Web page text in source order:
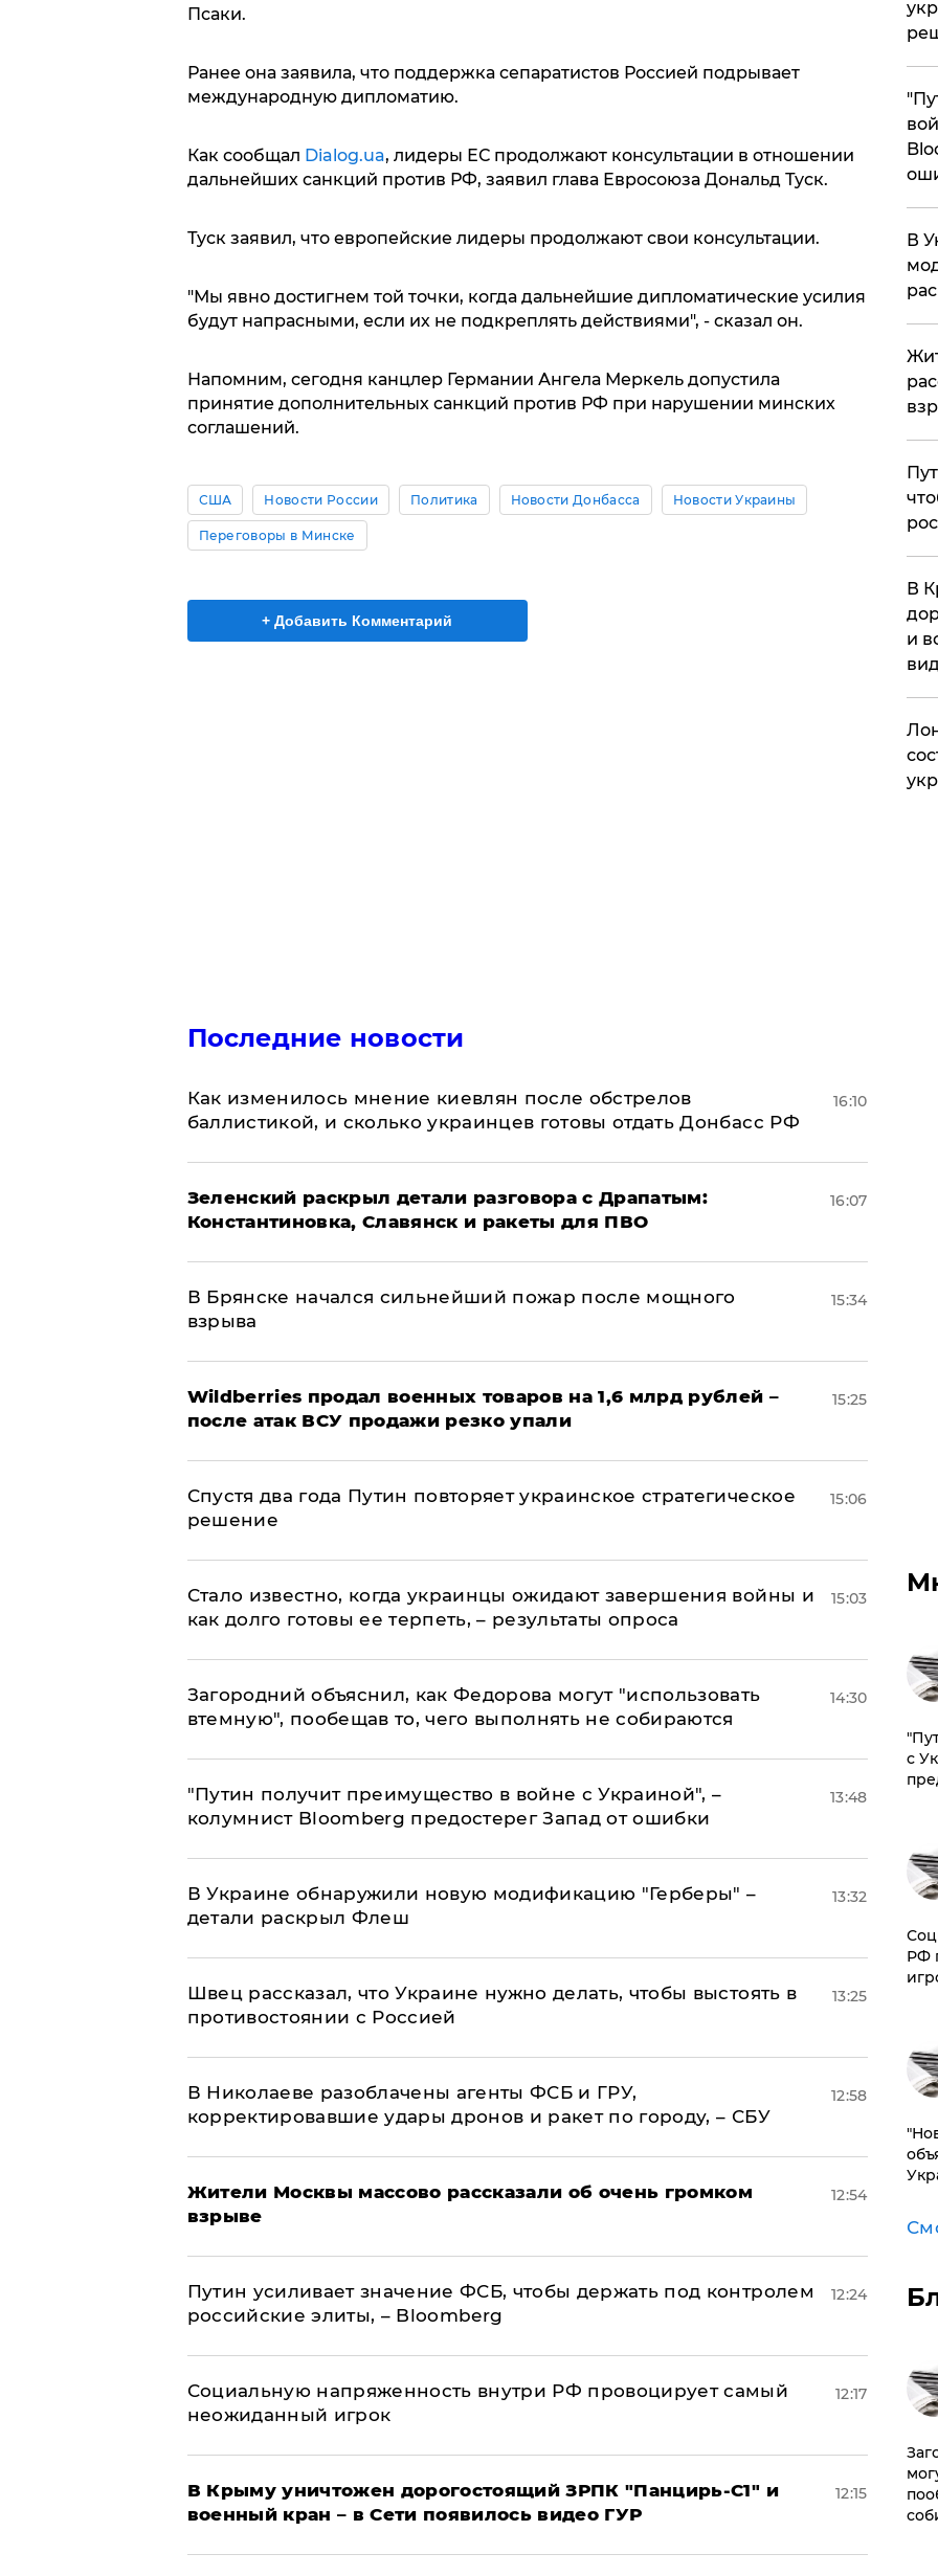
Псаки.
Ранее она заявила, что поддержка сепаратистов Россией подрывает
международную дипломатию.
Как сообщал Dialog.ua, лидеры ЕС продолжают консультации в отношении
дальнейших санкций против РФ, заявил глава Евросоюза Дональд Туск.
Туск заявил, что европейские лидеры продолжают свои консультации.
"Мы явно достигнем той точки, когда дальнейшие дипломатические усилия
будут напрасными, если их не подкреплять действиями", - сказал он.
Напомним, сегодня канцлер Германии Ангела Меркель допустила
принятие дополнительных санкций против РФ при нарушении минских
соглашений.
США Новости России Политика Новости Донбасса Новости Украины
Переговоры в Минске
+ Добавить Комментарий
Последние новости
Как изменилось мнение киевлян после обстрелов
баллистикой, и сколько украинцев готовы отдать Донбасс РФ
16:10
​Зеленский раскрыл детали разговора с Драпатым:
Константиновка, Славянск и ракеты для ПВО
16:07
В Брянске начался сильнейший пожар после мощного
взрыва
15:34
​Wildberries продал военных товаров на 1,6 млрд рублей –
после атак ВСУ продажи резко упали
15:25
Спустя два года Путин повторяет украинское стратегическое
решение
15:06
Стало известно, когда украинцы ожидают завершения войны и
как долго готовы ее терпеть, – результаты опроса
15:03
Загородний объяснил, как Федорова могут "использовать
втемную", пообещав то, чего выполнять не собираются
14:30
"Путин получит преимущество в войне с Украиной", –
колумнист Bloomberg предостерег Запад от ошибки
13:48
В Украине обнаружили новую модификацию "Герберы" –
детали раскрыл Флеш
13:32
Швец рассказал, что Украине нужно делать, чтобы выстоять в
противостоянии с Россией
13:25
В Николаеве разоблачены агенты ФСБ и ГРУ,
корректировавшие удары дронов и ракет по городу, – СБУ
12:58
Жители Москвы массово рассказали об очень громком
взрыве
12:54
Путин усиливает значение ФСБ, чтобы держать под контролем
российские элиты, – Bloomberg
12:24
Социальную напряженность внутри РФ провоцирует самый
неожиданный игрок
12:17
В Крыму уничтожен дорогостоящий ЗРПК "Панцирь-С1" и
военный кран – в Сети появилось видео ГУР
12:15
В
В
и
с
РФ